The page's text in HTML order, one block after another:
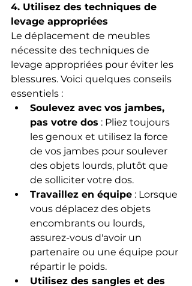
4. Utilisez des techniques de
levage appropriées
Le déplacement de meubles
nécessite des techniques de
levage appropriées pour éviter les
blessures. Voici quelques conseils
essentiels :
Soulevez avec vos jambes,
pas votre dos : Pliez toujours
les genoux et utilisez la force
de vos jambes pour soulever
des objets lourds, plutôt que
de solliciter votre dos.
Travaillez en équipe : Lorsque
vous déplacez des objets
encombrants ou lourds,
assurez-vous d'avoir un
partenaire ou une équipe pour
répartir le poids.
Utilisez des sangles et des